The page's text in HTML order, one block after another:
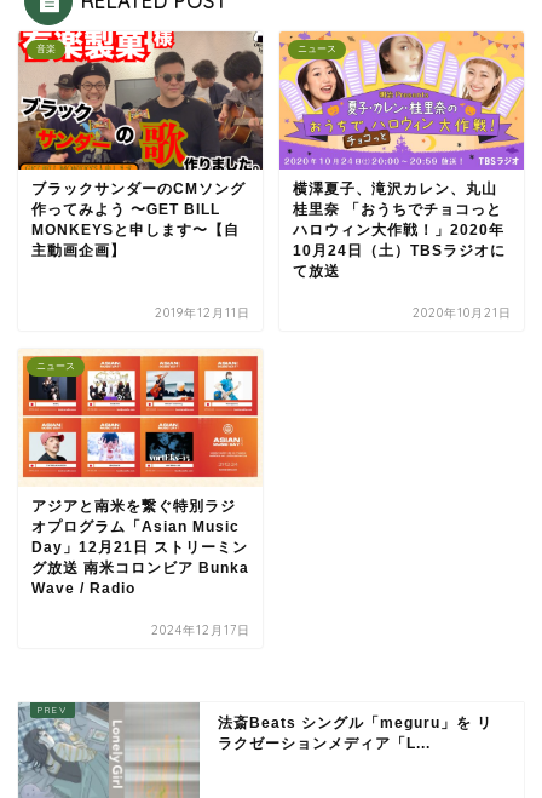
音楽
ブラックサンダーのCMソング
作ってみよう 〜GET BILL
MONKEYSと申します〜【自
主動画企画】
2019年12月11日
ニュース
横澤夏子、滝沢カレン、丸山
桂里奈 「おうちでチョコっと
ハロウィン大作戦！」2020年
10月24日（土）TBSラジオに
て放送
2020年10月21日
ニュース
アジアと南米を繋ぐ特別ラジ
オプログラム「Asian Music
Day」12月21日 ストリーミン
グ放送 南米コロンビア Bunka
Wave / Radio
2024年12月17日
法斎Beats シングル「meguru」を リ
ラクゼーションメディア「L...